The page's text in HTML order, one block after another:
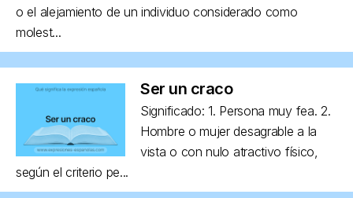
o el alejamiento de un individuo considerado como
molest...
Ser un craco
Significado: 1. Persona muy fea. 2.
Hombre o mujer desagrable a la
vista o con nulo atractivo físico,
según el criterio pe...